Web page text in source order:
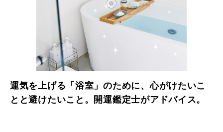
運気を上げる「浴室」のために、心がけたいこ
とと避けたいこと。開運鑑定士がアドバイス。